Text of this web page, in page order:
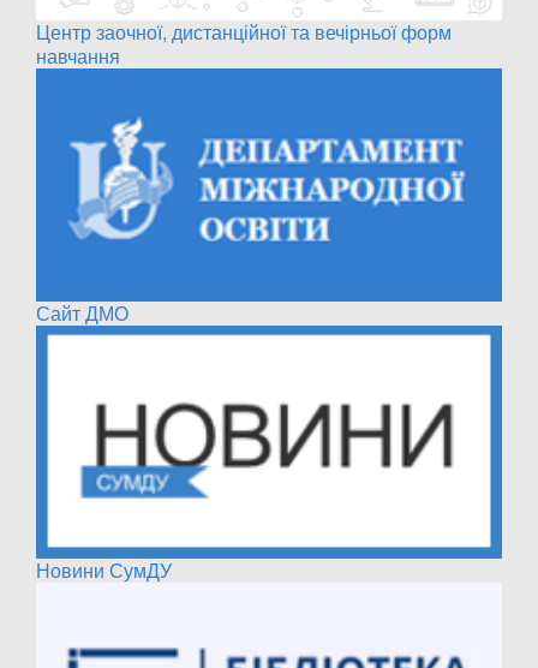
Центр заочної, дистанційної та вечірньої форм
навчання
Сайт ДМО
Новини СумДУ